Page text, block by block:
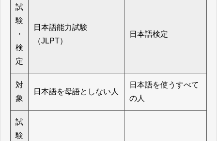
試
験
・
検
定
日本語能力試験
（JLPT）
日本語検定
対
象
日本語を母語としない人
日本語を使うすべて
の人
試
験